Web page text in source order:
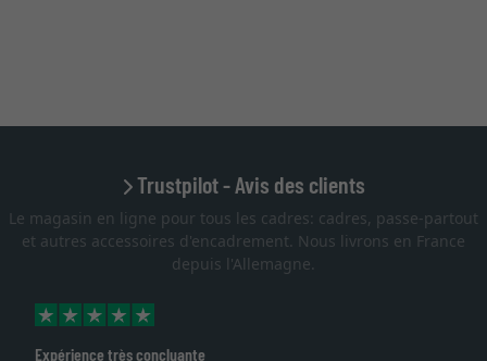
Trustpilot - Avis des clients
Le magasin en ligne pour tous les cadres: cadres, passe-partout
et autres accessoires d'encadrement. Nous livrons en France
depuis l'Allemagne.
Expérience très concluante